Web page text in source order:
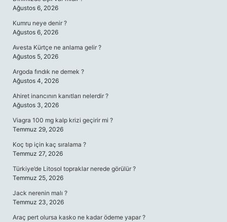
Ağustos 6, 2026
Kumru neye denir ?
Ağustos 6, 2026
Avesta Kürtçe ne anlama gelir ?
Ağustos 5, 2026
Argoda fındık ne demek ?
Ağustos 4, 2026
Ahiret inancının kanıtları nelerdir ?
Ağustos 3, 2026
Viagra 100 mg kalp krizi geçirir mi ?
Temmuz 29, 2026
Koç tıp için kaç sıralama ?
Temmuz 27, 2026
Türkiye’de Litosol topraklar nerede görülür ?
Temmuz 25, 2026
Jack nerenin malı ?
Temmuz 23, 2026
Araç pert olursa kasko ne kadar ödeme yapar ?